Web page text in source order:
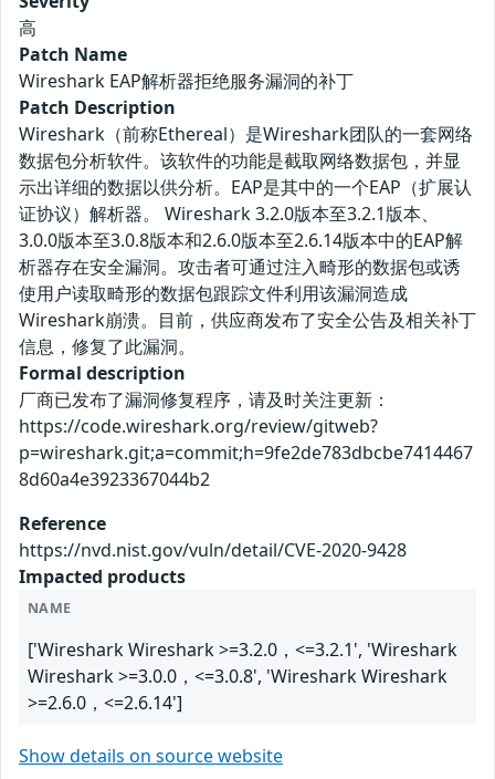
高
Patch Name
Wireshark EAP解析器拒绝服务漏洞的补丁
Patch Description
Wireshark（前称Ethereal）是Wireshark团队的一套网络
数据包分析软件。该软件的功能是截取网络数据包，并显
示出详细的数据以供分析。EAP是其中的一个EAP（扩展认
证协议）解析器。 Wireshark 3.2.0版本至3.2.1版本、
3.0.0版本至3.0.8版本和2.6.0版本至2.6.14版本中的EAP解
析器存在安全漏洞。攻击者可通过注入畸形的数据包或诱
使用户读取畸形的数据包跟踪文件利用该漏洞造成
Wireshark崩溃。目前，供应商发布了安全公告及相关补丁
信息，修复了此漏洞。
Formal description
厂商已发布了漏洞修复程序，请及时关注更新：
https://code.wireshark.org/review/gitweb?
p=wireshark.git;a=commit;h=9fe2de783dbcbe7414467
8d60a4e3923367044b2
Reference
https://nvd.nist.gov/vuln/detail/CVE-2020-9428
Impacted products
NAME
['Wireshark Wireshark >=3.2.0，<=3.2.1', 'Wireshark
Wireshark >=3.0.0，<=3.0.8', 'Wireshark Wireshark
>=2.6.0，<=2.6.14']
Show details on source website